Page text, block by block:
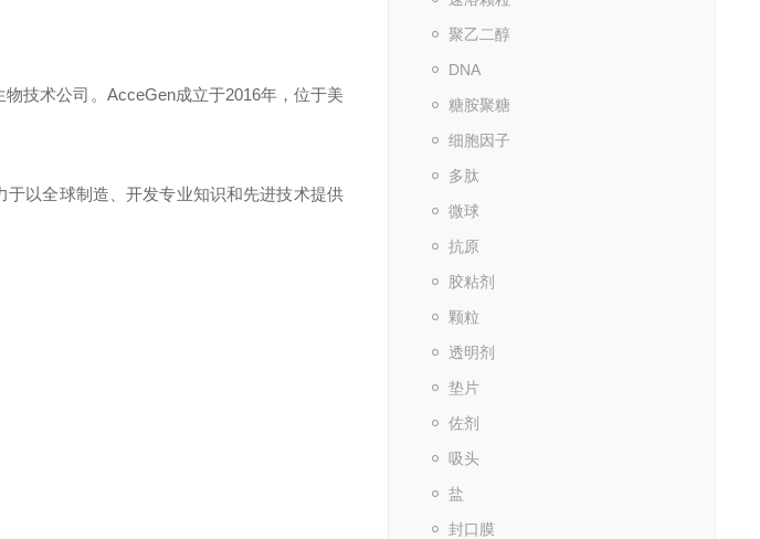
聚乙二醇
DNA
糖胺聚糖
细胞因子
多肽
微球
抗原
胶粘剂
颗粒
透明剂
垫片
佐剂
吸头
盐
封口膜
物技术公司。 AcceGen成立于2016年，位于美
于以全球制造、开发专业知识和先进技术提供